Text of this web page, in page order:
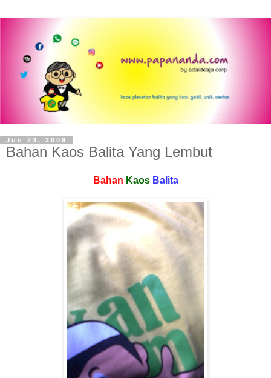
Jun 23, 2009
Bahan Kaos Balita Yang Lembut
Bahan Kaos Balita